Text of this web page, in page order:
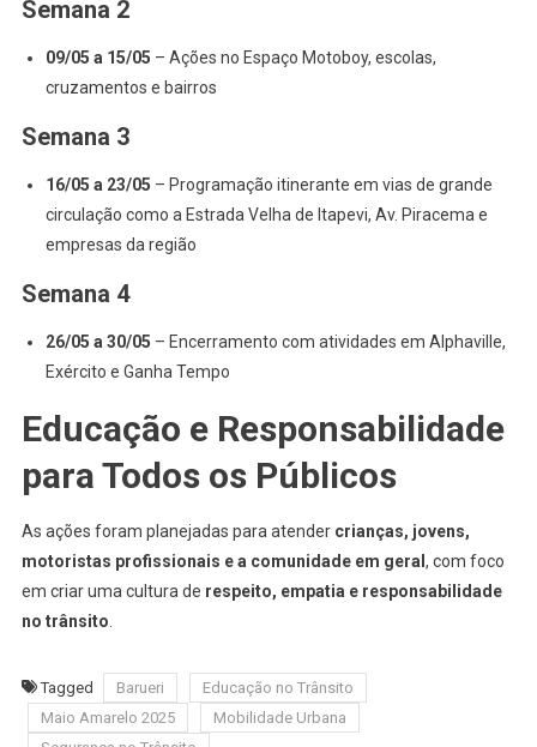
Semana 2
09/05 a 15/05 – Ações no Espaço Motoboy, escolas,
cruzamentos e bairros
Semana 3
16/05 a 23/05 – Programação itinerante em vias de grande
circulação como a Estrada Velha de Itapevi, Av. Piracema e
empresas da região
Semana 4
26/05 a 30/05 – Encerramento com atividades em Alphaville,
Exército e Ganha Tempo
Educação e Responsabilidade
para Todos os Públicos
As ações foram planejadas para atender crianças, jovens,
motoristas profissionais e a comunidade em geral , com foco
em criar uma cultura de respeito, empatia e responsabilidade
no trânsito
Tagged Barueri
Educação no Trânsito
Maio Amarelo 2025
Mobilidade Urbana